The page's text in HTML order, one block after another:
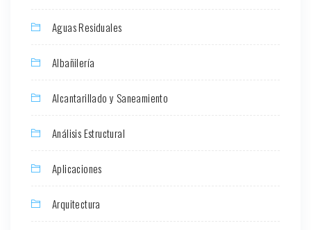
Aguas Residuales
Albañilería
Alcantarillado y Saneamiento
Análisis Estructural
Aplicaciones
Arquitectura